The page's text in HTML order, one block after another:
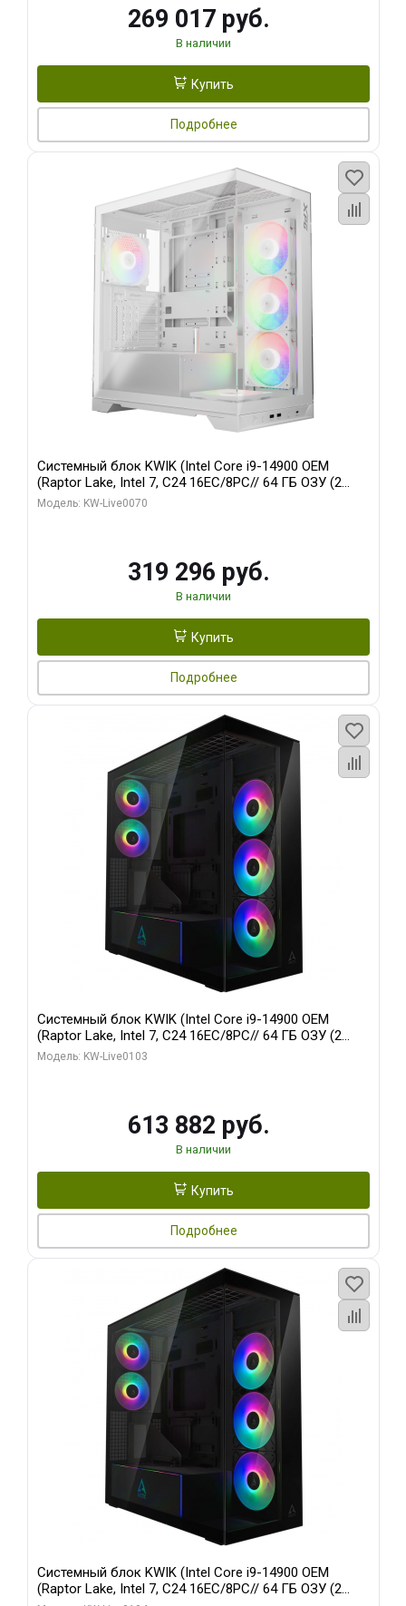
269 017 руб.
В наличии
Купить
Подробнее
Системный блок KWIK (Intel Core i9-14900 OEM
(Raptor Lake, Intel 7, C24 16EC/8PC// 64 ГБ ОЗУ (2
модуля)/ Gigabyte RTX5080 XTREME WATERFORCE
Модель: KW-Live0070
319 296 руб.
В наличии
Купить
Подробнее
Системный блок KWIK (Intel Core i9-14900 OEM
(Raptor Lake, Intel 7, C24 16EC/8PC// 64 ГБ ОЗУ (2
модуля)/ Afox RTX4090 24GB GDDR6X 384-Bit 3xDP
Модель: KW-Live0103
613 882 руб.
В наличии
Купить
Подробнее
Системный блок KWIK (Intel Core i9-14900 OEM
(Raptor Lake, Intel 7, C24 16EC/8PC// 64 ГБ ОЗУ (2